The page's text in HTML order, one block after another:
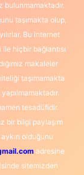
bulunmamaktadır.
taşımakta olup,
Bu internet
hiçbir bağlantısı
makaleler
taşımamakta
tesadüfidir.
bir bilgi paylaşım
olduğunu
adresine
sitemizden